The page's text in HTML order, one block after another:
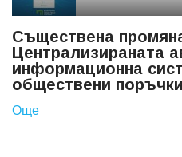
Съществена
Централизираната
информационна
обществени
Още